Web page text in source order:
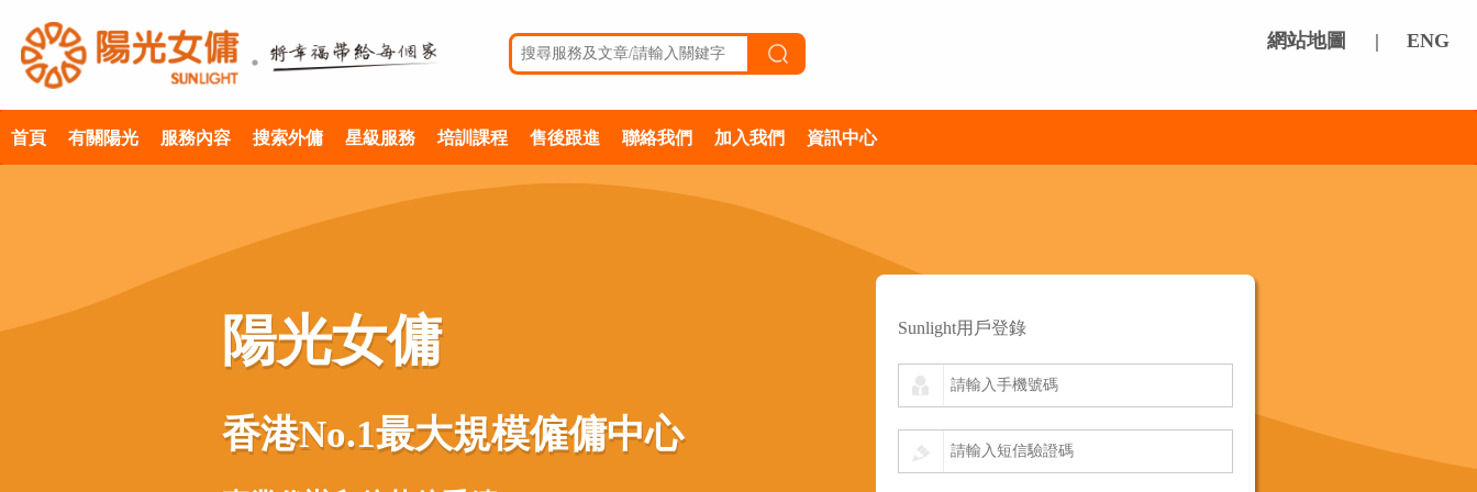
網站地圖 | ENG
首頁 有關陽光 服務內容 搜索外傭 星級服務 培訓課程 售後跟進 聯絡我們 加入我們 資訊中心
Sunlight用戶登錄
陽光女傭
香港No.1最大規模僱傭中心